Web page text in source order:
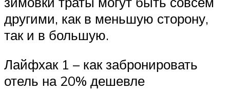
другими, как в меньшую сторону,
так и в большую.
Лайфхак 1 – как забронировать
отель на 20% дешевле